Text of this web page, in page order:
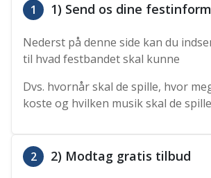
1 1) Send os dine
Nederst på denne side kan du
til hvad festbandet skal kunne
Dvs. hvornår skal de spille, hvor
koste og hvilken musik skal de spille
2 2) Modtag gratis tilbud